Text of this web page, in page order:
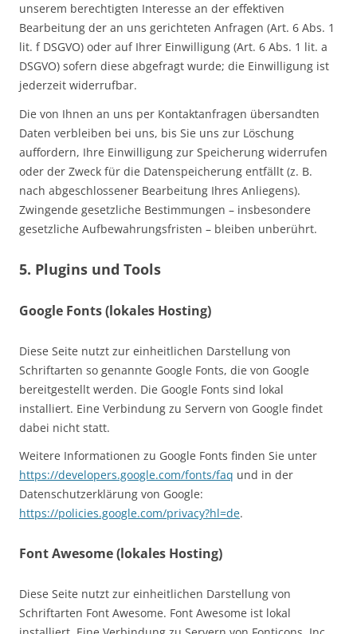
unserem berechtigten Interesse an der effektiven
Bearbeitung der an uns gerichteten Anfragen (Art. 6 Abs. 1
lit. f DSGVO) oder auf Ihrer Einwilligung (Art. 6 Abs. 1 lit. a
DSGVO) sofern diese abgefragt wurde; die Einwilligung ist
jederzeit widerrufbar.
Die von Ihnen an uns per Kontaktanfragen übersandten
Daten verbleiben bei uns, bis Sie uns zur Löschung
auffordern, Ihre Einwilligung zur Speicherung widerrufen
oder der Zweck für die Datenspeicherung entfällt (z. B.
nach abgeschlossener Bearbeitung Ihres Anliegens).
Zwingende gesetzliche Bestimmungen – insbesondere
gesetzliche Aufbewahrungsfristen – bleiben unberührt.
5. Plugins und Tools
Google Fonts (lokales Hosting)
Diese Seite nutzt zur einheitlichen Darstellung von
Schriftarten so genannte Google Fonts, die von Google
bereitgestellt werden. Die Google Fonts sind lokal
installiert. Eine Verbindung zu Servern von Google findet
dabei nicht statt.
Weitere Informationen zu Google Fonts finden Sie unter
https://developers.google.com/fonts/faq und in der
Datenschutzerklärung von Google:
https://policies.google.com/privacy?hl=de.
Font Awesome (lokales Hosting)
Diese Seite nutzt zur einheitlichen Darstellung von
Schriftarten Font Awesome. Font Awesome ist lokal